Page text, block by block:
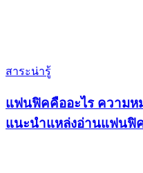
สาระน่ารู้
แฟนฟิคคืออะไร ความห
แนะนำแหล่งอ่านแฟนฟิ